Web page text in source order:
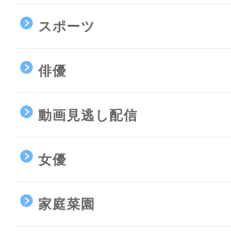
スポーツ
俳優
動画見逃し配信
女優
家庭菜園